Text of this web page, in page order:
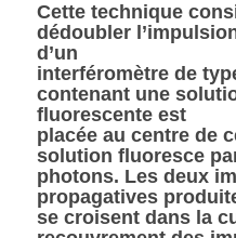
Cette technique
dédoubler
d’un
interféromètre de
contenant une
fluorescente est
placée au centre de
solution fluoresce
photons. Les deux
propagatives
se croisent dans la